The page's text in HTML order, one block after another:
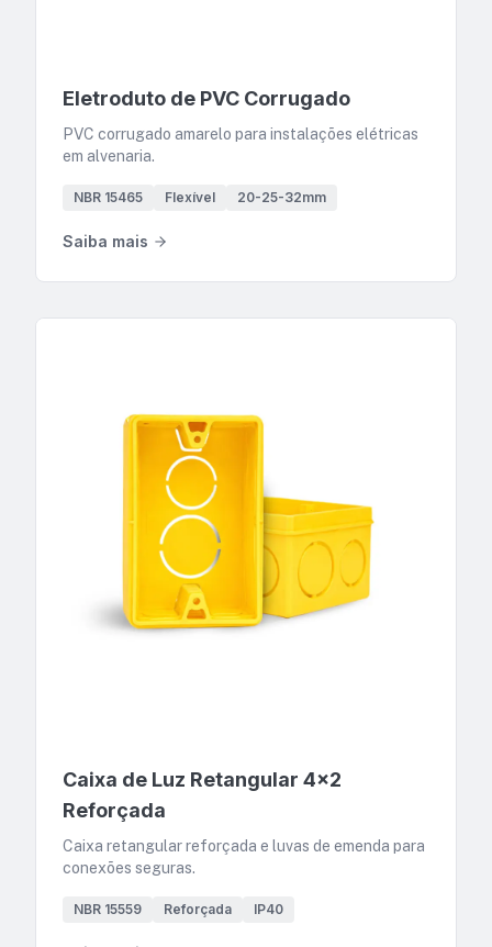
Eletroduto de PVC Corrugado
PVC corrugado amarelo para instalações elétricas
em alvenaria.
NBR 15465 Flexível 20-25-32mm
Saiba mais
Caixa de Luz Retangular 4x2
Reforçada
Caixa retangular reforçada e luvas de emenda para
conexões seguras.
NBR 15559 Reforçada IP40